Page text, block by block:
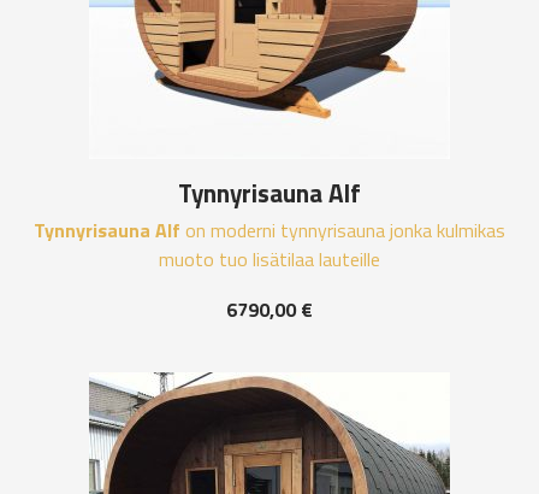
Tynnyrisauna Alf
Tynnyrisauna Alf on moderni tynnyrisauna jonka kulmikas
muoto tuo lisätilaa lauteille
6790,00€